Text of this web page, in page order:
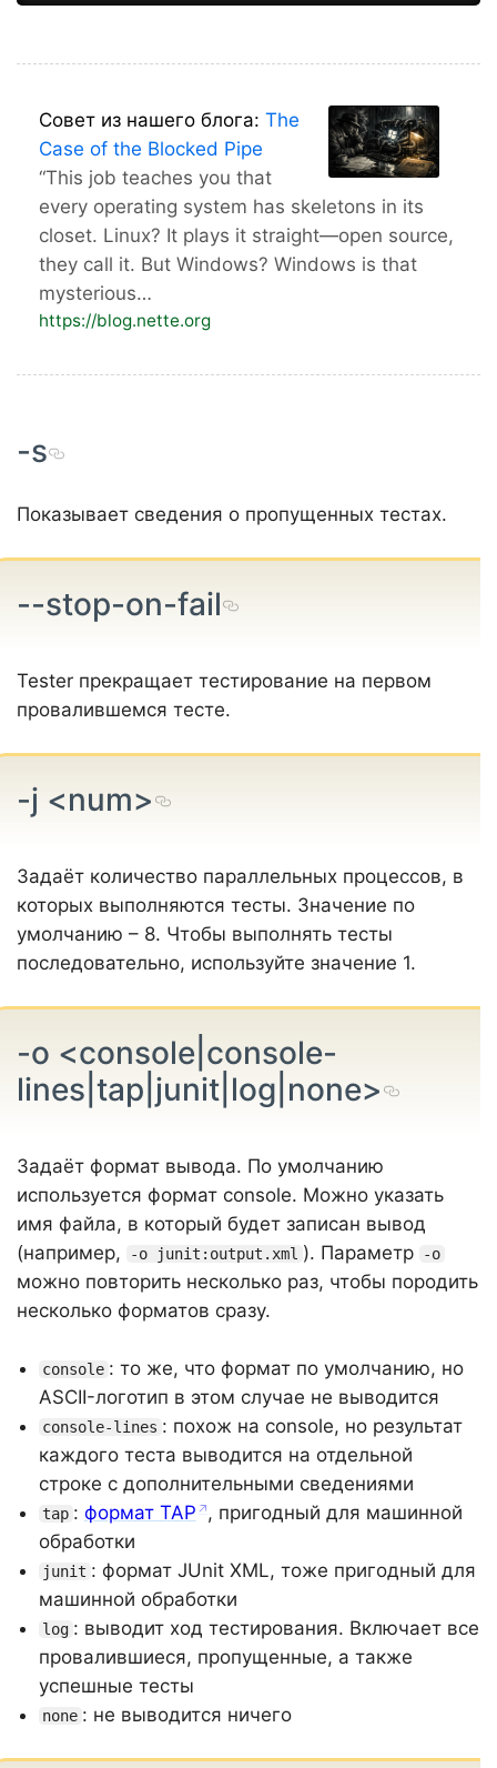
Совет из нашего блога: The
Case of the Blocked Pipe
“This job teaches you that
every operating system has skeletons in its
closet. Linux? It plays it straight—open source,
they call it. But Windows? Windows is that
mysterious…
https://blog.nette.org
-s
Показывает сведения о пропущенных тестах.
--stop-on-fail
Tester прекращает тестирование на первом
провалившемся тесте.
-j <num>
Задаёт количество параллельных процессов, в
которых выполняются тесты. Значение по
умолчанию – 8. Чтобы выполнять тесты
последовательно, используйте значение 1.
-o <console|console-
lines|tap|junit|log|none>
Задаёт формат вывода. По умолчанию
используется формат console. Можно указать
имя файла, в который будет записан вывод
(например,
-o junit:output.xml ). Параметр -o
можно повторить несколько раз, чтобы породить
несколько форматов сразу.
console : то же, что формат по умолчанию, но
ASCII-логотип в этом случае не выводится
console-lines : похож на console, но результат
каждого теста выводится на отдельной
строке с дополнительными сведениями
tap : формат TAP , пригодный для машинной
обработки
junit : формат JUnit XML, тоже пригодный для
машинной обработки
log : выводит ход тестирования. Включает все
провалившиеся, пропущенные, а также
успешные тесты
none : не выводится ничего